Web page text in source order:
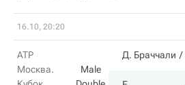
16.10, 20:20
ATP
Москва.
Male
Д. Браччали